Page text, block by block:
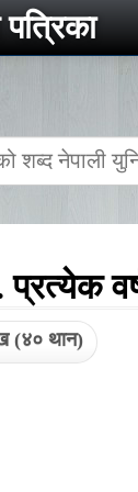
प्रत्येक
(४० थान)